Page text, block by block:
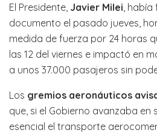
El Presidente, Javier Milei ,
documento el pasado jueves,
medida de fuerza por 24 horas
las 12 del viernes e impactó en
a unos 37.000 pasajeros sin
Los gremios aeronáuticos
que, si el Gobierno avanzaba
esencial el transporte